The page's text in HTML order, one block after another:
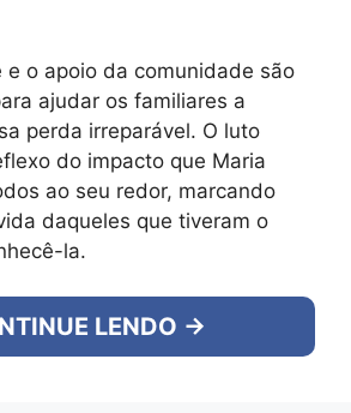
e o apoio da comunidade são
ajudar os familiares a
perda irreparável. O luto
do impacto que Maria
ao seu redor, marcando
daqueles que tiveram o
la.
LENDO →